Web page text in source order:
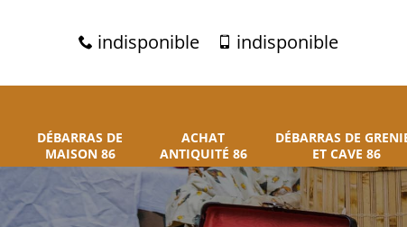
indisponible indisponible
DÉBARRAS DE
MAISON 86
ACHAT
ANTIQUITÉ 86
DÉBARRAS DE
ET CAVE 86